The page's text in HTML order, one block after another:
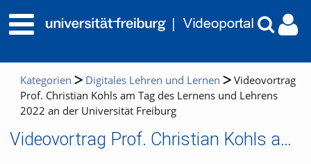
Kategorien Digitales Lehren und Lernen
Videovortrag
Prof. Christian Kohls am Tag des Lernens und Lehrens
2022 an der Universität Freiburg
Videovortrag Prof. Christian Kohls am Tag des Lernens und Lehrens 2022 an der Universität Freiburg